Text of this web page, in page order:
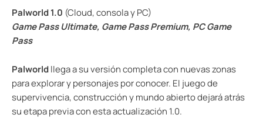
Palworld 1.0 (Cloud, consola y PC)
Game Pass Ultimate, Game Pass Premium, PC Game
Pass
Palworldllega a su versión completa con nuevas zonas
para explorar y personajes por conocer. El juego de
supervivencia, construcción y mundo abierto dejará atrás
su etapa previa con esta actualización 1.0.